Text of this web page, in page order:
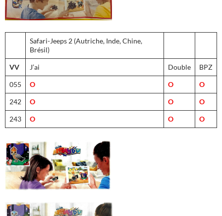
Safari-Jeeps 2 (Autriche, Inde, Chine,
Brésil)
VV J’ai Double BPZ
055 O O O
242 O O O
243 O O O